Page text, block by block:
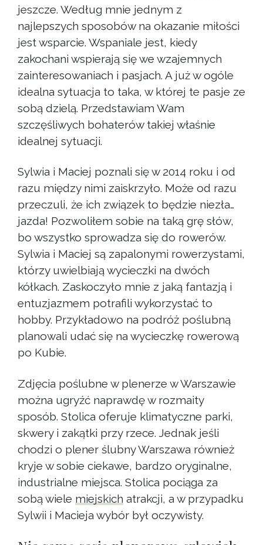
jeszcze. Według mnie jednym z
najlepszych sposobów na okazanie miłości
jest wsparcie. Wspaniale jest, kiedy
zakochani wspierają się we wzajemnych
zainteresowaniach i pasjach. A już w ogóle
idealna sytuacja to taka, w której te pasje ze
sobą dzielą. Przedstawiam Wam
szczęśliwych bohaterów takiej właśnie
idealnej sytuacji.
Sylwia i Maciej poznali się w 2014 roku i od
razu między nimi zaiskrzyło. Może od razu
przeczuli, że ich związek to będzie niezła…
jazda! Pozwoliłem sobie na taką grę słów,
bo wszystko sprowadza się do rowerów.
Sylwia i Maciej są zapalonymi rowerzystami,
którzy uwielbiają wycieczki na dwóch
kółkach. Zaskoczyło mnie z jaką fantazją i
entuzjazmem potrafili wykorzystać to
hobby. Przykładowo na podróż poślubną
planowali udać się na wycieczkę rowerową
po Kubie.
Zdjęcia poślubne w plenerze w Warszawie
można ugryźć naprawdę w rozmaity
sposób. Stolica oferuje klimatyczne parki,
skwery i zakątki przy rzece. Jednak jeśli
chodzi o plener ślubny Warszawa również
kryje w sobie ciekawe, bardzo oryginalne,
industrialne miejsca. Stolica pociąga za
sobą wiele miejskich atrakcji, a w przypadku
Sylwii i Macieja wybór był oczywisty.